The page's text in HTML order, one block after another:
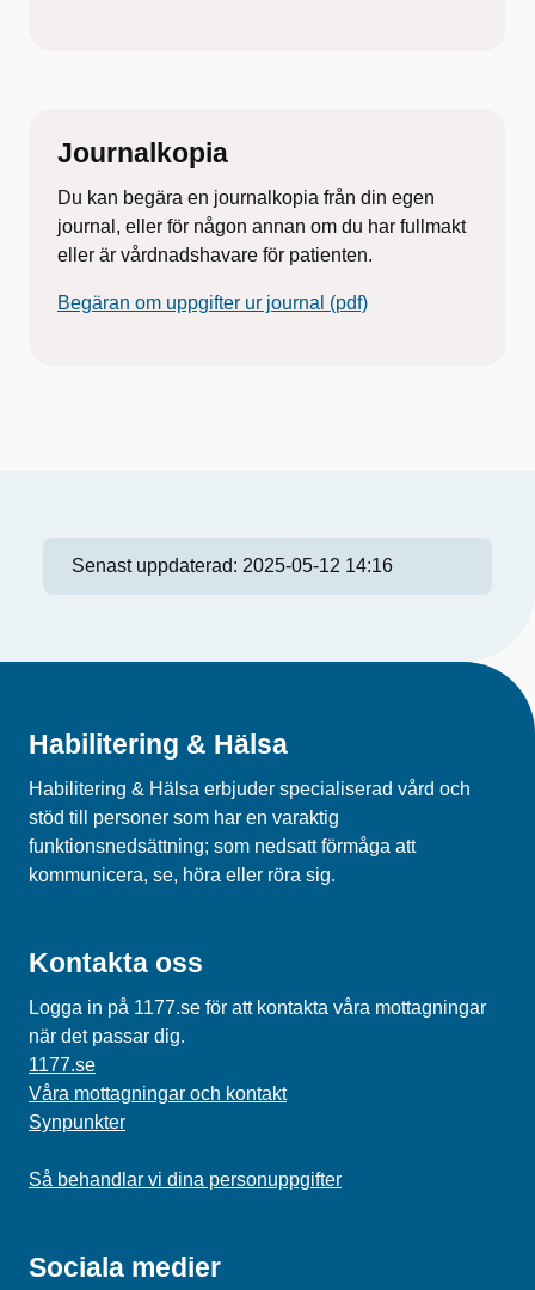
Journalkopia
Du kan begära en journalkopia från din egen
journal, eller för någon annan om du har fullmakt
eller är vårdnadshavare för patienten.
Begäran om uppgifter ur journal (pdf)
Senast uppdaterad: 2025-05-12 14:16
Habilitering & Hälsa
Habilitering & Hälsa erbjuder specialiserad vård och
stöd till personer som har en varaktig
funktionsnedsättning; som nedsatt förmåga att
kommunicera, se, höra eller röra sig.
Kontakta oss
Logga in på 1177.se för att kontakta våra mottagningar
när det passar dig.
1177.se
Våra mottagningar och kontakt
Synpunkter
Så behandlar vi dina personuppgifter
Sociala medier